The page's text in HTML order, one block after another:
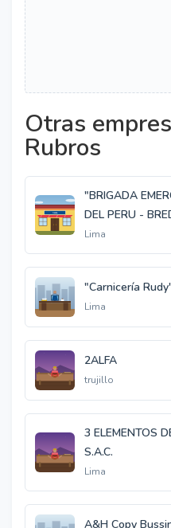
Otras
Rubros
"BRIGADA
DEL PERU -
Lima
"Carnicería
Lima
2ALFA
trujillo
3 ELEMENTOS
S.A.C.
Lima
A&H Copy